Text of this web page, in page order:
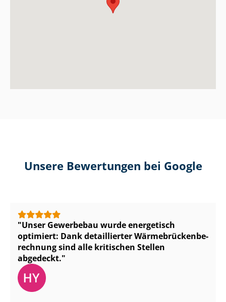
Unsere Bewertungen bei Google
Unser Gewerbebau wurde energetisch
optimiert: Dank detaillierter Wär­me­brü­cken­be­
rech­nung sind alle kritischen Stellen
abgedeckt.